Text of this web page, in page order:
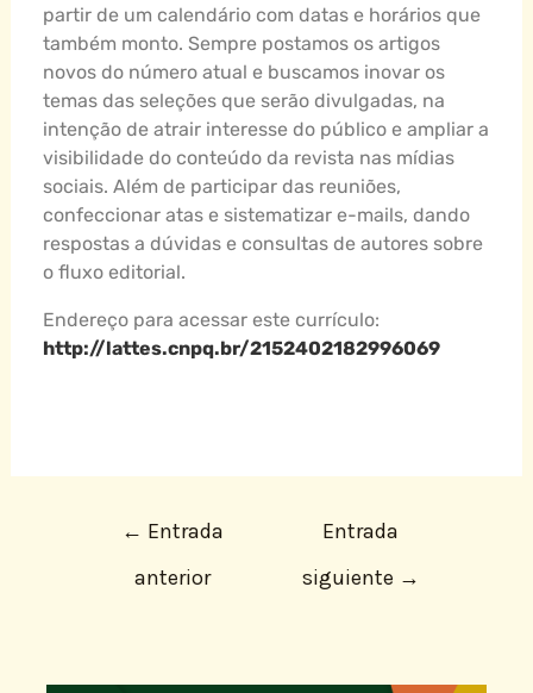
partir de um calendário com datas e horários que
também monto. Sempre postamos os artigos
novos do número atual e buscamos inovar os
temas das seleções que serão divulgadas, na
intenção de atrair interesse do público e ampliar a
visibilidade do conteúdo da revista nas mídias
sociais. Além de participar das reuniões,
confeccionar atas e sistematizar e-mails, dando
respostas a dúvidas e consultas de autores sobre
o fluxo editorial.
Endereço para acessar este currículo:
http://lattes.cnpq.br/2152402182996069
← Entrada
anterior
Entrada
siguiente →